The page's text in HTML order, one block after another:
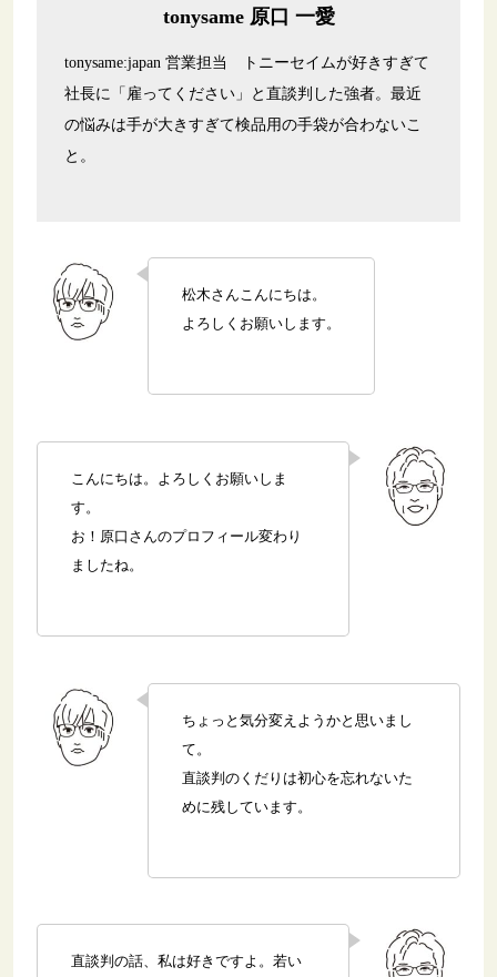
tonysame 原口 一愛
tonysame:japan 営業担当 トニーセイムが好きすぎて
社長に「雇ってください」と直談判した強者。最近
の悩みは手が大きすぎて検品用の手袋が合わないこ
と。
松木さんこんにちは。
よろしくお願いします。
こんにちは。よろしくお願いしま
す。
お！原口さんのプロフィール変わり
ましたね。
ちょっと気分変えようかと思いまし
て。
直談判のくだりは初心を忘れないた
めに残しています。
直談判の話、私は好きですよ。若い